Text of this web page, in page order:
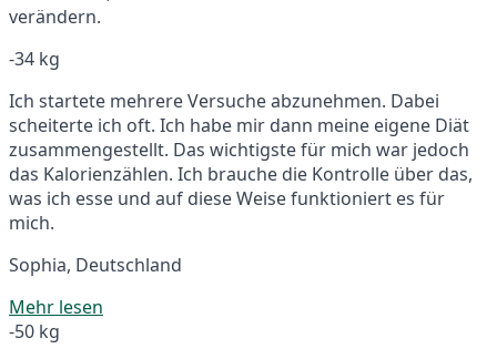
verändern.
-34 kg
Ich startete mehrere Versuche abzunehmen. Dabei
scheiterte ich oft. Ich habe mir dann meine eigene Diät
zusammengestellt. Das wichtigste für mich war jedoch
das Kalorienzählen. Ich brauche die Kontrolle über das,
was ich esse und auf diese Weise funktioniert es für
mich.
Sophia, Deutschland
Mehr lesen
-50 kg